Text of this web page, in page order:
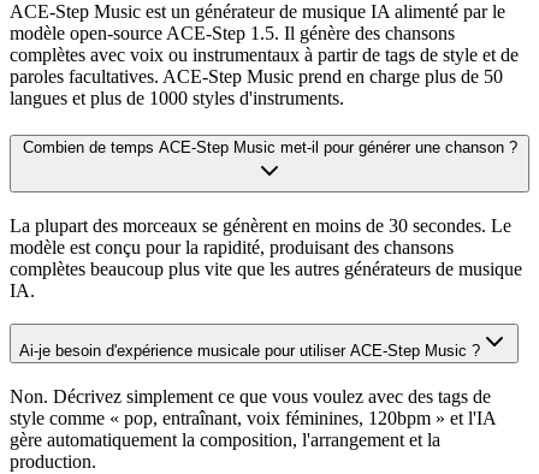
ACE-Step Music est un générateur de musique IA alimenté par le
modèle open-source ACE-Step 1.5. Il génère des chansons
complètes avec voix ou instrumentaux à partir de tags de style et de
paroles facultatives. ACE-Step Music prend en charge plus de 50
langues et plus de 1000 styles d'instruments.
Combien de temps ACE-Step Music met-il pour générer une chanson ?
La plupart des morceaux se génèrent en moins de 30 secondes. Le
modèle est conçu pour la rapidité, produisant des chansons
complètes beaucoup plus vite que les autres générateurs de musique
IA.
Ai-je besoin d'expérience musicale pour utiliser ACE-Step Music ?
Non. Décrivez simplement ce que vous voulez avec des tags de
style comme « pop, entraînant, voix féminines, 120bpm » et l'IA
gère automatiquement la composition, l'arrangement et la
production.